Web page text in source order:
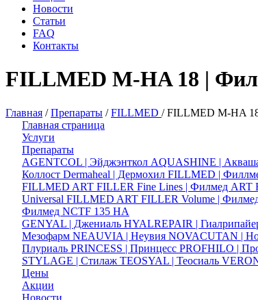
Новости
Статьи
FAQ
Контакты
FILLMED M-HA 18 |
Главная /Препараты /FILLMED /FILLMED M-HA
Главная страница
Услуги
Препараты
AGENTCOL | Эйджэнткол AQUASHINE |
Коллост Dermaheal | Дермохил FILLMED |
FILLMED ART FILLER Fine Lines | Филмед ART
Universal FILLMED ART FILLER Volume |
Филмед NCTF 135 HA
GENYAL | Джениаль HYALREPAIR |
Мезофарм NEAUVIA | Неувия NOVACUTAN |
Плуриаль PRINCESS | Принцесс PROFHILO |
STYLAGE | Стилаж TEOSYAL | Теосиаль
Цены
Акции
Новости